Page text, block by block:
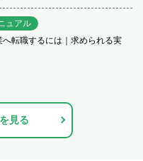
ュアル
転職するには｜求められる実
見る